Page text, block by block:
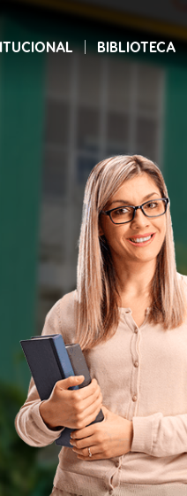
BIBLIOTECA